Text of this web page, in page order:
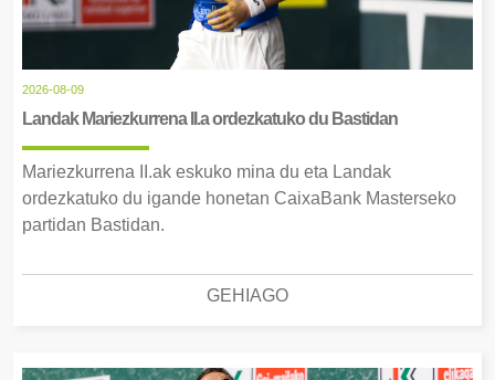
2026-08-09
Landak Mariezkurrena II.a ordezkatuko du Bastidan
Mariezkurrena II.ak eskuko mina du eta Landak
ordezkatuko du igande honetan CaixaBank Masterseko
partidan Bastidan.
GEHIAGO